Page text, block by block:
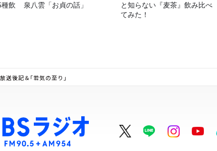
飲
泉八雲「お貞の話」
と知らない『麦茶』飲み比べ
てみた！
放送後記＆「若気の至り」